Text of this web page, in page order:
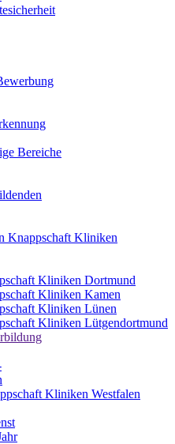
Bereiche
Knappschaft Kliniken
Kliniken Dortmund
Kliniken Kamen
Kliniken Lünen
Kliniken Lütgendortmund
Kliniken Westfalen